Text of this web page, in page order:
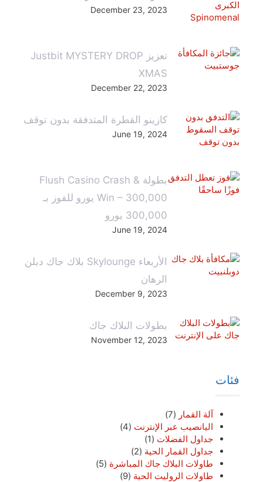
December 23, 2023
تعزيز Justbit MYSTERY DROP
XMAS
December 22, 2023
كازينو القطرة المتدفقة بدون توقف
June 19, 2024
بطولة Flush Casino Crash &
Win – 300,000 يورو للفوز بـ
300,000 يورو
June 19, 2024
الأربعاء Skylounge بلاك جاك دبلن
الرهان
December 9, 2023
بطولات البلاك جاك
November 12, 2023
فئات
آلة القمار (7)
اليانصيب عبر الإنترنت (4)
جداول الفضلات (1)
جداول القمار الحية (2)
طاولات البلاك جاك المباشرة (5)
طاولات الروليت الحية (9)